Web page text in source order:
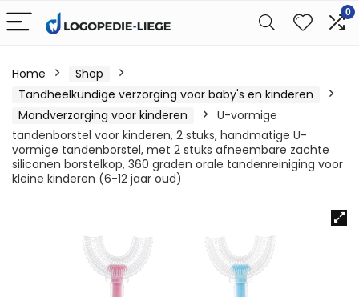
0
Home
Shop
Tandheelkundige verzorging voor baby's en kinderen
Mondverzorging voor kinderen
U-vormige
tandenborstel voor kinderen, 2 stuks, handmatige U-
vormige tandenborstel, met 2 stuks afneembare zachte
siliconen borstelkop, 360 graden orale tandenreiniging voor
kleine kinderen (6-12 jaar oud)